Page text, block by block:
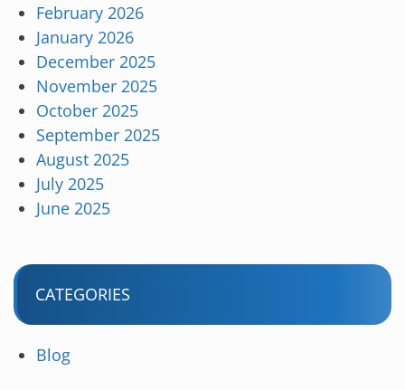
February 2026
January 2026
December 2025
November 2025
October 2025
September 2025
August 2025
July 2025
June 2025
CATEGORIES
Blog